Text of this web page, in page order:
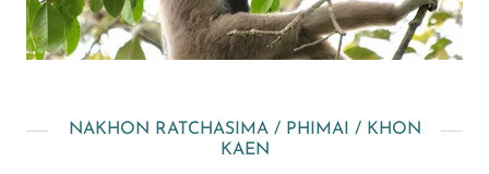
NAKHON RATCHASIMA / PHIMAI / KHON
KAEN